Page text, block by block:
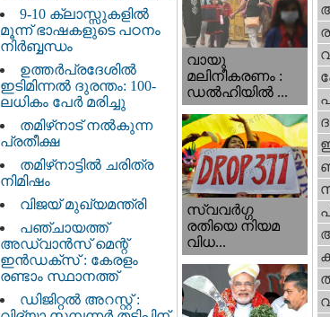
9-10 ക്ലാസ്സുകളിൽ
മൂന്ന് ഭാഷകളുടെ പഠനം
നിർബ്ബന്ധം
ഉത്തർപ്രദേശിൽ
ഇടിമിന്നൽ ദുരന്തം: 100-
ലധികം പേർ മരിച്ചു
തമിഴ്‌നാട് നൽകുന്ന
പ്രതീക്ഷ
തമിഴ്‌നാട്ടില്‍ ചരിത്ര
നിമിഷം
വിജയ് മുഖ്യമന്ത്രി
പഞ്ചായത്ത്
അഡ്വാൻസ് മെന്റ്
ഇൻഡക്സ് : കേരളം
രണ്ടാം സ്ഥാനത്ത്
ഡിജിറ്റൽ അറസ്റ്റ് :
വായു
മലിനീകരണം :
ഡൽഹിയിൽ ...
സ്വവര്‍ഗ്ഗ
രതിയെ നിയമ
വിധ...